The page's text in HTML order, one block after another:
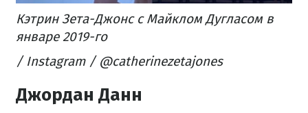
Кэтрин Зета-Джонс с Майклом Дугласом в
январе 2019-го
/ Instagram / @catherinezetajones​
Джордан Данн